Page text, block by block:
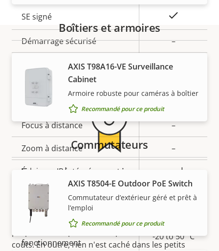
Description
de la
propriété
la
propriété
SE signé
Démarrage sécurisé –
Secure keystore -
Général
Description
de la
propriété
Valeur de
la
propriété
Focus à distance –
Zoom à distance –
Éclairage IR intégré
Stockage local (fente pour
carte mémoire)
Oui
Température de
fonctionnement
-20 to 50 °C
Boîtiers et armoires
AXIS T98A16-VE Surveillance
Cabinet
Armoire robuste pour caméras à boîtier
Recommandé pour ce produit
Commutateurs
AXIS T8504-E Outdoor PoE Switch
Commutateur d’extérieur géré et prêt à
l’emploi
Recommandé pour ce produit
Garantie
5 ans de garantie pour plus
de tranquillité d'esprit
Notre nouvelle garantie de 5 ans offre des années de
coûts. En outre, rien n'est caché dans les petits